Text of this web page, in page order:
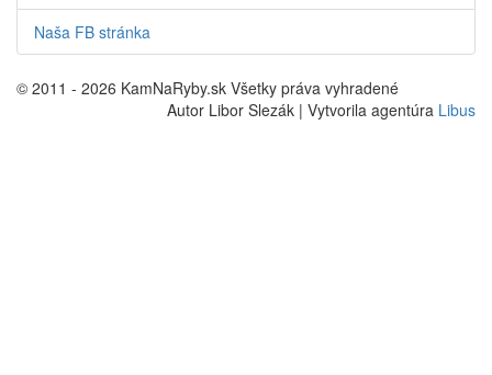
Naša FB stránka
© 2011 - 2026 KamNaRyby.sk Všetky práva vyhradené
Autor Libor Slezák | Vytvorila agentúra Libus